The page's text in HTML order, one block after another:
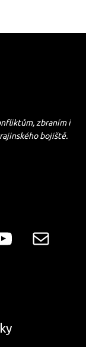
zbraním i
bojiště.